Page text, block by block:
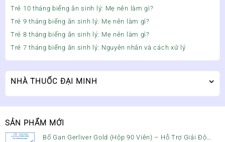
Trẻ 10 tháng biếng ăn sinh lý: Mẹ nên làm gì?
Trẻ 9 tháng biếng ăn sinh lý: Mẹ nên làm gì?
Trẻ 8 tháng biếng ăn sinh lý: Mẹ nên làm gì?
Trẻ 7 tháng biếng ăn sinh lý: Nguyên nhân và cách xử lý
NHÀ THUỐC ĐẠI MINH
SẢN PHẨM MỚI
Bổ Gan Gerliver Gold (Hộp 90 Viên) – Hỗ Trợ Giải Độc